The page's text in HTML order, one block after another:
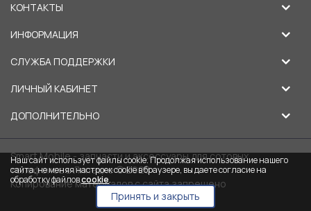
КОНТАКТЫ
ИНФОРМАЦИЯ
СЛУЖБА ПОДДЕРЖКИ
ЛИЧНЫЙ КАБИНЕТ
ДОПОЛНИТЕЛЬНО
Smart Mobile - запчасти и аксессуары для сотовых
телефонов в Липецке © 2026
Копирование материалов с сайта запрещено
Наш сайт использует файлы cookie. Продолжая использование нашего
сайта, не меняя настроек cookie в браузере, вы даете согласие на
обработку файловcookie.
Принять и закрыть